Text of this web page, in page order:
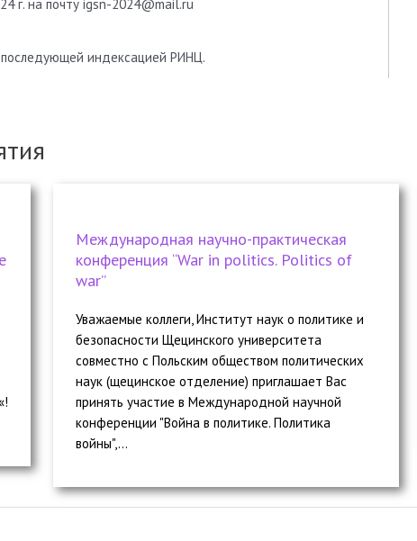
г. на почту igsn-2024@mail.ru
индексацией РИНЦ.
Международная научно-практическая
конференция “War in politics. Politics of
war”
Уважаемые коллеги, Институт наук о политике и
безопасности Щецинского университета
совместно с Польским обществом политических
наук (щецинское отделение) приглашает Вас
принять участие в Международной научной
конференции "Война в политике. Политика
войны",...